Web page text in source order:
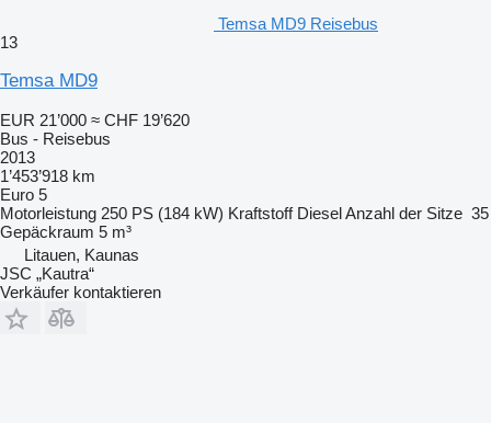
Temsa MD9 Reisebus
13
Temsa MD9
EUR 21’000 ≈ CHF 19’620
Bus - Reisebus
2013
1’453’918 km
Euro 5
Motorleistung 250 PS (184 kW) Kraftstoff DieselAnzahl der Sitze 35
Gepäckraum 5 m³
Litauen, Kaunas
JSC „Kautra“
Verkäufer kontaktieren